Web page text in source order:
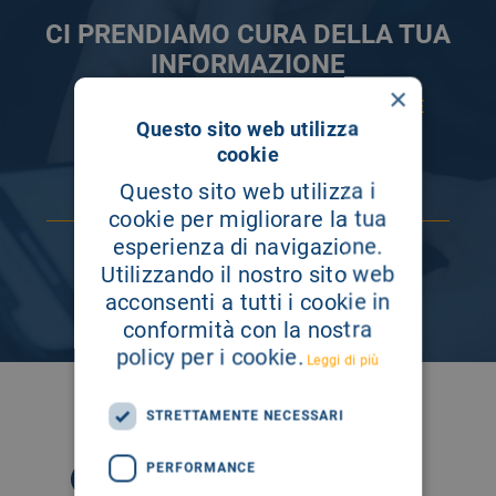
CI PRENDIAMO CURA DELLA TUA
INFORMAZIONE
ISCRIVITI AI NOSTRI CANALI PER RESTARE
SEMPRE AGGIORNATO
SEGUICI SU
×
Questo sito web utilizza
cookie
Questo sito web utilizza i
cookie per migliorare la tua
esperienza di navigazione.
Utilizzando il nostro sito web
acconsenti a tutti i cookie in
conformità con la nostra
policy per i cookie. Leggi di più
STRETTAMENTE NECESSARI
PERFORMANCE